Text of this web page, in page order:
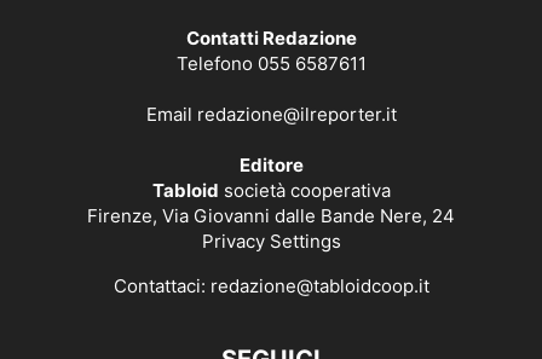
Contatti Redazione
Telefono 055 6587611
Email redazione@ilreporter.it
Editore
Tabloid società cooperativa
Firenze, Via Giovanni dalle Bande Nere, 24
Privacy Settings
Contattaci: redazione@tabloidcoop.it